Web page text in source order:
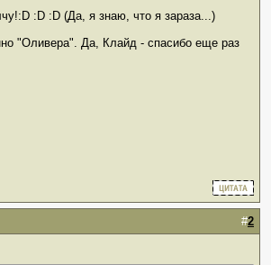
:D :D (Да, я знаю, что я зараза...)
"Оливера". Да, Клайд - спасибо еще раз
#2